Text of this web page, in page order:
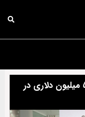
برنامه چین برای سرمایه‌گذاری ۵۰۰ میلیون دلاری در